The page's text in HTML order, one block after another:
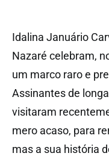
Idalina Januário
Nazaré celebram,
um marco raro e
Assinantes de
visitaram
mero acaso, para
mas a sua história